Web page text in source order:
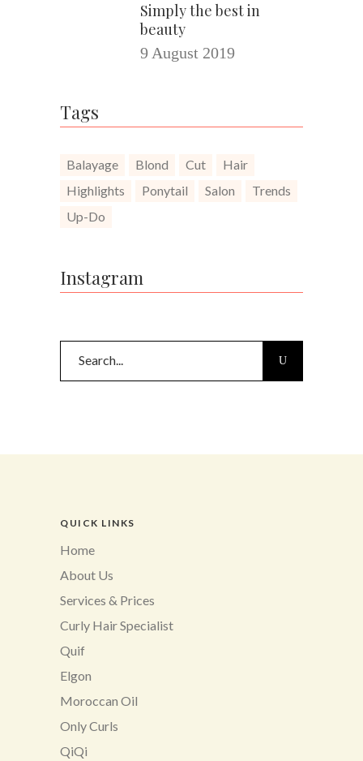
Simply the best in
beauty
9 August 2019
Tags
Balayage Blond Cut
Hair
Highlights
Ponytail Salon
Trends
Up-Do
Instagram
QUICK LINKS
Home
About Us
Services & Prices
Curly Hair Specialist
Quif
Elgon
Moroccan Oil
Only Curls
QiQi